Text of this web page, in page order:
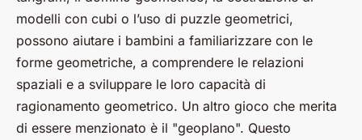
modelli con cubi o l’uso di puzzle geometrici,
possono aiutare i bambini a familiarizzare con le
forme geometriche, a comprendere le relazioni
spaziali e a sviluppare le loro capacità di
ragionamento geometrico. Un altro gioco che merita
di essere menzionato è il "geoplano". Questo